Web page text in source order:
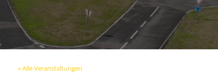
« Alle Veranstaltungen